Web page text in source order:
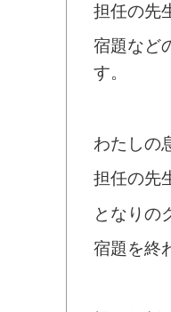
担任の先
宿題など
す。
わたしの
担任の先
となりの
宿題を終